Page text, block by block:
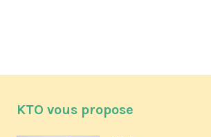
KTO vous propose